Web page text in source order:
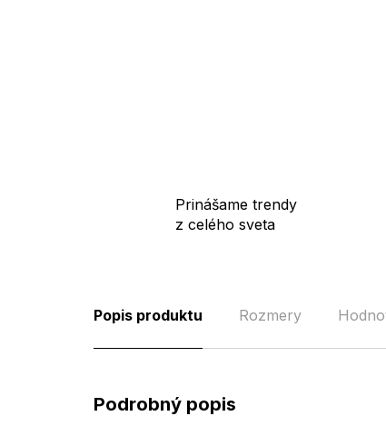
Prinášame trendy
z celého sveta
Popis produktu Rozmery
Podrobný popis